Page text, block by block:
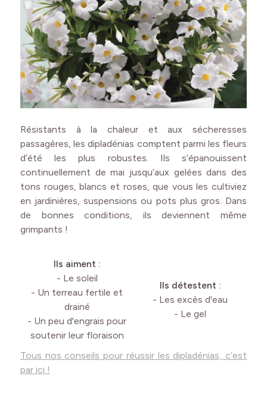
Résistants à la chaleur et aux sécheresses
passagères, les dipladénias comptent parmi les fleurs
d’été les plus robustes. Ils s’épanouissent
continuellement de mai jusqu’aux gelées dans des
tons rouges, blancs et roses, que vous les cultiviez
en jardinières, suspensions ou pots plus gros. Dans
de bonnes conditions, ils deviennent même
grimpants !
Ils aiment :
- Le soleil
- Un terreau fertile et
drainé
- Un peu d'engrais pour
soutenir leur floraison
Ils détestent :
- Les excès d'eau
- Le gel
Tous nos conseils pour réussir les dipladénias, c’est
par ici !